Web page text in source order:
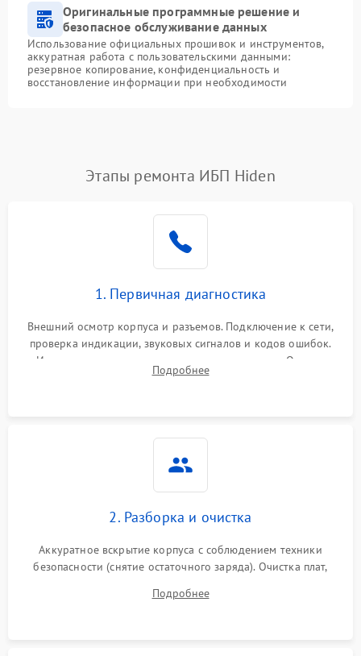
Оригинальные программные решение и
безопасное обслуживание данных
Использование официальных прошивок и инструментов,
аккуратная работа с пользовательскими данными:
резервное копирование, конфиденциальность и
восстановление информации при необходимости
Этапы ремонта ИБП Hiden
1. Первичная диагностика
Внешний осмотр корпуса и разъемов. Подключение к сети,
проверка индикации, звуковых сигналов и кодов ошибок.
Измерение входного и выходного напряжения. Оценка
реакции ИБП на отключение основного питания без
Подробнее
2. Разборка и очистка
Аккуратное вскрытие корпуса с соблюдением техники
безопасности (снятие остаточного заряда). Очистка плат,
и кистей для предотвращения перегрева и замыканий.
Подробнее